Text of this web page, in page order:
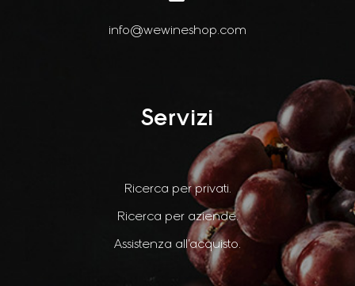
info@wewineshop.com
Servizi
Ricerca per privati.
Ricerca per aziende.
Assistenza all’acquisto.